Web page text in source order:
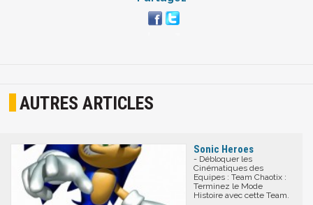
AUTRES ARTICLES
Sonic Heroes
- Débloquer les
Cinématiques des
Equipes : Team Chaotix :
Terminez le Mode
Histoire avec cette Team.